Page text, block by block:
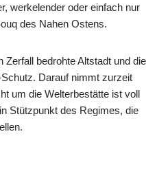
werkelender oder einfach nur
des Nahen Ostens.
bedrohte Altstadt und die
Darauf nimmt zurzeit
um die Welterbestätte ist voll
Stützpunkt des Regimes, die